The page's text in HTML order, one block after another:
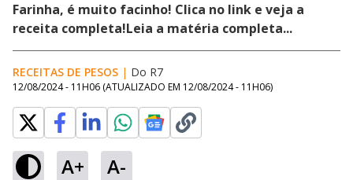
Farinha, é muito facinho! Clica no link e veja a
receita completa!Leia a matéria completa...
RECEITAS DE PESOS | Do R7
12/08/2024 - 11H06 (ATUALIZADO EM 12/08/2024 - 11H06)
A+ A-